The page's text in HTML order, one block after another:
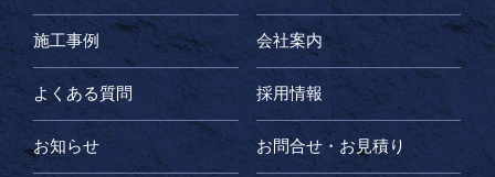
施工事例
よくある質問
お知らせ
会社案内
採用情報
お問合せ・お見積り